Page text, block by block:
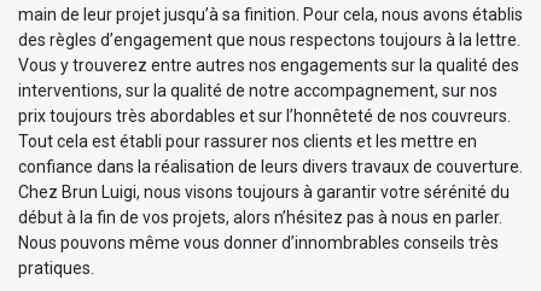
main de leur projet jusqu’à sa finition. Pour cela, nous avons établis
des règles d’engagement que nous respectons toujours à la lettre.
Vous y trouverez entre autres nos engagements sur la qualité des
interventions, sur la qualité de notre accompagnement, sur nos
prix toujours très abordables et sur l’honnêteté de nos couvreurs.
Tout cela est établi pour rassurer nos clients et les mettre en
confiance dans la réalisation de leurs divers travaux de couverture.
Chez Brun Luigi, nous visons toujours à garantir votre sérénité du
début à la fin de vos projets, alors n’hésitez pas à nous en parler.
Nous pouvons même vous donner d’innombrables conseils très
pratiques.